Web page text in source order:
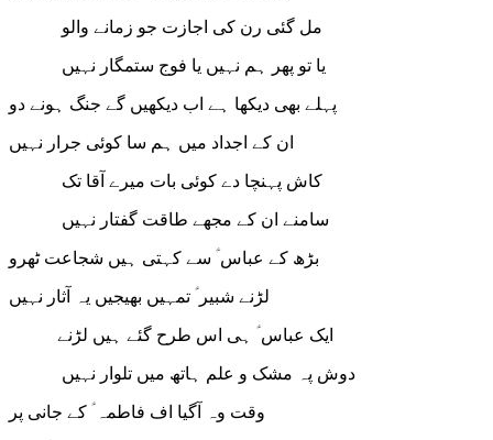
مل گئی رن کی اجازت جو زمانے والو
یا تو پھر ہم نہیں یا فوج ستمگار نہیں
پہلے بھی دیکھا ہے اب دیکھیں گے جنگ ہونے دو
ان کے اجداد میں ہم سا کوئی جرار نہیں
کاش پہنچا دے کوئی بات میرے آقا تک
سامنے ان کے مجھے طاقت گفتار نہیں
بڑھ کے عباس ؑ سے کہتی ہیں شجاعت ٹھرو
لڑنے شبیر ؑ تمہیں بھیجیں یہ آثار نہیں
ایک عباس ؑ ہی اس طرح گئے ہیں لڑنے
دوش پہ مشک و علم ہاتھ میں تلوار نہیں
وقت وہ آگیا اف فاطمہ ؑ کے جانی پر